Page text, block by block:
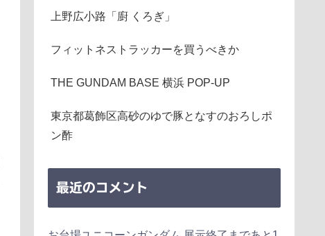
上野広小路「廚 くろぎ」
フィットネストラッカーを買うべきか
THE GUNDAM BASE 横浜 POP-UP
東京都葛飾区高砂のゆで豚となすのおろしポ
ン酢
最近のコメント